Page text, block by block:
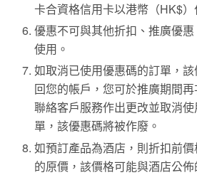
卡合資格信用卡以港幣（HK$）
優惠不可與其他折扣、推廣優
使用。
如取消已使用優惠碼的訂單，
回您的帳戶，您可於推廣期間
聯絡客戶服務作出更改並取消
單，該優惠碼將被作廢。
如預訂產品為酒店，則折扣前
的原價，該價格可能與酒店公